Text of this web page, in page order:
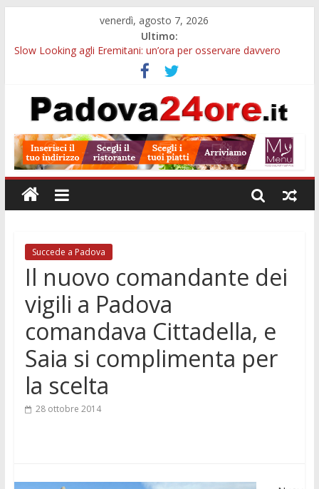
venerdì, agosto 7, 2026
Ultimo:
Slow Looking agli Eremitani: un’ora per osservare davvero
Bando sicurezza urbana Veneto: 650mila euro per Comuni e
Polizie locali
Sicurezza esodo estivo Padova: più controlli su strade, stazioni
Bonus trasporto pubblico Veneto: 200 euro per l’abbonamento
annuale
Notizie di Padova alle ore 10: arresto, fermata Busitalia e
tregua dal caldo
Succede a Padova
Il nuovo comandante dei
vigili a Padova
comandava Cittadella, e
Saia si complimenta per
la scelta
28 ottobre 2014